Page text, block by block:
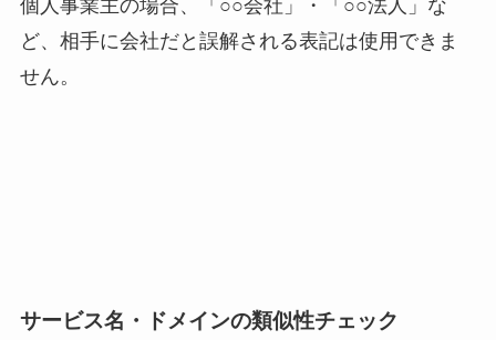
個人事業主の場合、「○○会社」・「○○法人」な
ど、相手に会社だと誤解される表記は使用できま
せん。
サービス名・ドメインの類似性チェック